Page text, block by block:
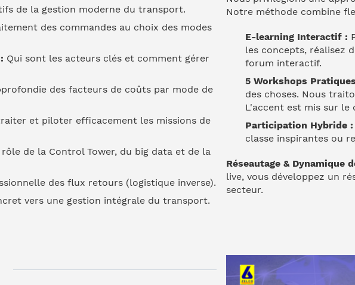
de la gestion moderne du transport.
des commandes au choix des modes
Qui sont les acteurs clés et comment gérer
des facteurs de coûts par mode de
et piloter efficacement les missions de
rôle de la Control Tower, du big data et de la
des flux retours (logistique inverse).
vers une gestion intégrale du transport.
Notre méthode combine
E-learning Interactif :
les concepts, réalisez
forum interactif.
5 Workshops
des choses. Nous
L'accent est mis sur
Participation Hybride :
classe inspirantes ou
Réseautage & Dynamique
live, vous développez un
secteur.